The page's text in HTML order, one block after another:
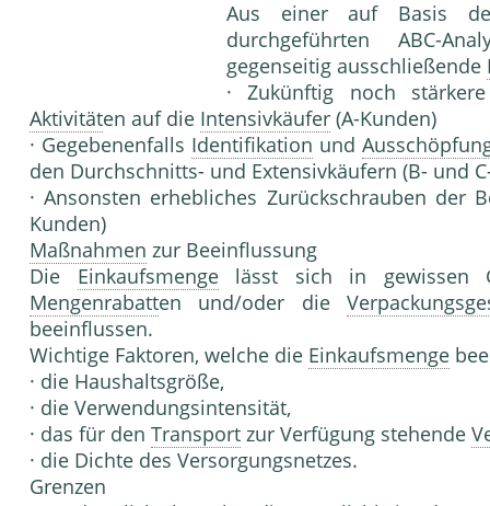
Aus einer auf Basis
durchgeführten ABC-
gegenseitig ausschließen­de
· Zukünftig noch
Aktivitäten auf die Intensivkäufer (A-Kunden)
· Gegebenenfalls Identifikation und
den Durchschnitts- und Extensivkäufern (B- und
· Ansonsten erhebliches Zurückschrauben der
Kunden)
Maßnahmen zur Beeinflussung
Die Einkaufsmengelässt sich in gewissen
Mengenrabatten und/oder die
beeinflussen.
Wichtige Faktoren, welche die Einkaufsmenge
· die Haushaltsgröße,
· die Verwendungsintensität,
· das für den Transport zur Verfügung stehende
· die Dichte des Versorgungsnetzes.
Grenzen